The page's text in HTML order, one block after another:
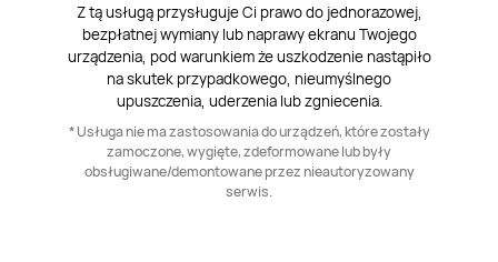
Z tą usługą przysługuje Ci prawo do jednorazowej,
bezpłatnej wymiany lub naprawy ekranu Twojego
urządzenia, pod warunkiem że uszkodzenie nastąpiło
na skutek przypadkowego, nieumyślnego
upuszczenia, uderzenia lub zgniecenia.
* Usługa nie ma zastosowania do urządzeń, które zostały
zamoczone, wygięte, zdeformowane lub były
obsługiwane/demontowane przez nieautoryzowany
serwis.